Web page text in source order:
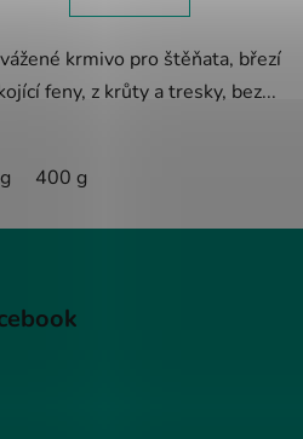
krmivo pro štěňata, březí
feny, z krůty a tresky, bez...
400 g